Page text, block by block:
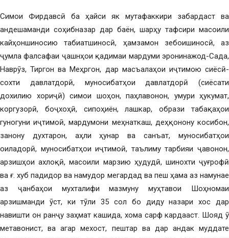
Симои Фирдавсӣ ба ҳайси як мутафаккири забардаст ва
андешаманди соҳибназар дар баён, шарҳу тафсири масоили
кайҳоншиносию табиатшиносӣ, ҳамзамон зебоишиносӣ, аз
ҷумла фалсафаи ҷашнҳои қадимаи мардуми эронинажод-Сада,
Наврӯз, Тиргон ва Меҳргон, дар масъалаҳои иҷтимою сиёсӣ-
сохти давлатдорӣ, муносибатҳои давлатдорӣ (сиёсати
дохилию хориҷӣ) симои шоҳон, паҳлавонон, умури ҳукумат,
коргузорӣ, боҷхоҳӣ, сипоҳиён, лашкар, образи табақаҳои
гуногуни иҷтимоӣ, мардумони меҳнаткаш, деҳқонону косибон,
занону духтарон, аҳли ҳунар ва санъат, муносибатҳои
оиладорӣ, муносибатҳои иҷтимоӣ, таълиму тарбияи ҷавонон,
арзишҳои ахлоқӣ, масоили марзию ҳудудӣ, шинохти ҷуғрофӣ
ва ғ. хуб падидор ва намудор мегардад ва пеш ҳама аз намунае
аз ҷанбаҳои мухталифи мазмуну муҳтавои Шоҳномаи
арзишманди ӯст, ки тӯли 35 сол бо диду назари хос дар
навишти он ранҷу заҳмат кашида, хома сарф кардааст. Шояд ӯ
метавонист, ва агар мехост, пештар ва дар андак муддате